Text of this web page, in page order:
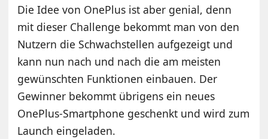
Die Idee von OnePlus ist aber genial, denn
mit dieser Challenge bekommt man von den
Nutzern die Schwachstellen aufgezeigt und
kann nun nach und nach die am meisten
gewünschten Funktionen einbauen. Der
Gewinner bekommt übrigens ein neues
OnePlus-Smartphone geschenkt und wird zum
Launch eingeladen.